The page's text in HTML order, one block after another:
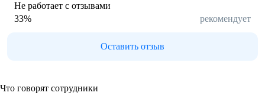
Не работает с отзывами
33% рекомендует
Оставить отзыв
Что говорят сотрудники